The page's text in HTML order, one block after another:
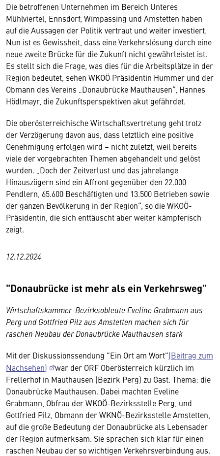
Die betroffenen Unternehmen im Bereich Unteres
Mühlviertel, Ennsdorf, Wimpassing und Amstetten haben
auf die Aussagen der Politik vertraut und weiter investiert.
Nun ist es Gewissheit, dass eine Verkehrslösung durch eine
neue zweite Brücke für die Zukunft nicht gewährleistet ist.
Es stellt sich die Frage, was dies für die Arbeitsplätze in der
Region bedeutet, sehen WKOÖ Präsidentin Hummer und der
Obmann des Vereins „Donaubrücke Mauthausen“, Hannes
Hödlmayr, die Zukunftsperspektiven akut gefährdet.
Die oberösterreichische Wirtschaftsvertretung geht trotz
der Verzögerung davon aus, dass letztlich eine positive
Genehmigung erfolgen wird – nicht zuletzt, weil bereits
viele der vorgebrachten Themen abgehandelt und gelöst
wurden. „Doch der Zeitverlust und das jahrelange
Hinauszögern sind ein Affront gegenüber den 22.000
Pendlern, 65.600 Beschäftigten und 13.500 Betrieben sowie
der ganzen Bevölkerung in der Region“, so die WKOÖ-
Präsidentin, die sich enttäuscht aber weiter kämpferisch
zeigt.
12.12.2024
"Donaubrücke ist mehr als ein Verkehrsweg"
Wirtschaftskammer-Bezirksobleute Eveline Grabmann aus
Perg und Gottfried Pilz aus Amstetten machen sich für
raschen Neubau der Donaubrücke Mauthausen stark
Mit der Diskussionssendung "Ein Ort am Wort"(Beitrag zum
Nachsehen)
war der ORF Oberösterreich kürzlich im
Frellerhof in Mauthausen (Bezirk Perg) zu Gast. Thema: die
Donaubrücke Mauthausen. Dabei machten Eveline
Grabmann, Obfrau der WKOÖ-Bezirksstelle Perg, und
Gottfried Pilz, Obmann der WKNÖ-Bezirksstelle Amstetten,
auf die große Bedeutung der Donaubrücke als Lebensader
der Region aufmerksam. Sie sprachen sich klar für einen
raschen Neubau der so wichtigen Verkehrsverbindung aus.